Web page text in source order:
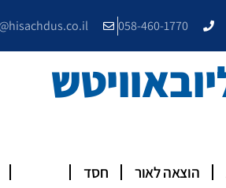
058-460-1770
הוצאה לאור חסד